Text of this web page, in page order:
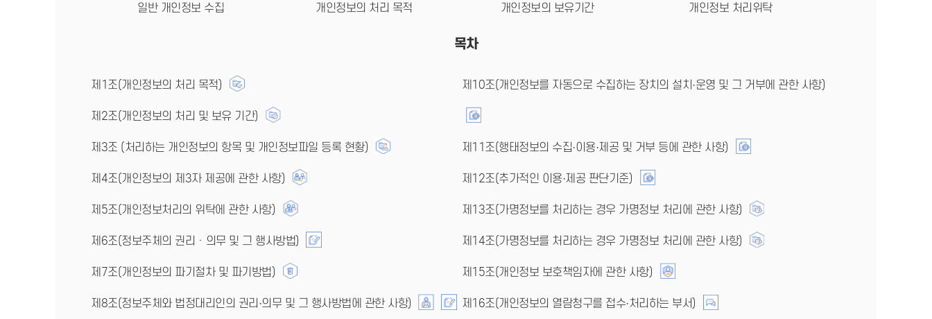
일반 개인정보 수집 개인정보의 처리 목적 개인정보의 보유기간 개인정보 처리위탁
목차
제1조(개인정보의 처리 목적)
제2조(개인정보의 처리 및 보유 기간)
제3조 (처리하는 개인정보의 항목 및 개인정보파일 등록 현황)
제4조(개인정보의 제3자 제공에 관한 사항)
제5조(개인정보처리의 위탁에 관한 사항)
제6조(정보주체의 권리ㆍ의무 및 그 행사방법)
제7조(개인정보의 파기절차 및 파기방법)
제8조(정보주체와 법정대리인의 권리·의무 및 그 행사방법에 관한 사항)
제10조(개인정보를 자동으로 수집하는 장치의 설치·운영 및 그 거부에 관한 사항)
제11조(행태정보의 수집·이용·제공 및 거부 등에 관한 사항)
제12조(추가적인 이용·제공 판단기준)
제13조(가명정보를 처리하는 경우 가명정보 처리에 관한 사항)
제14조(가명정보를 처리하는 경우 가명정보 처리에 관한 사항)
제15조(개인정보 보호책임자에 관한 사항)
제16조(개인정보의 열람청구를 접수·처리하는 부서)